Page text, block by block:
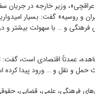
عراقچی»، وزیر خارجه در جریان
و روسیه» گفت: بسیار
فرهنگی و … با سهولت بیشتر
عمدتاً اقتصادی است،
حمل و نقل و … ورود پیدا کرده
فرهنگی، علمی، قضایی،